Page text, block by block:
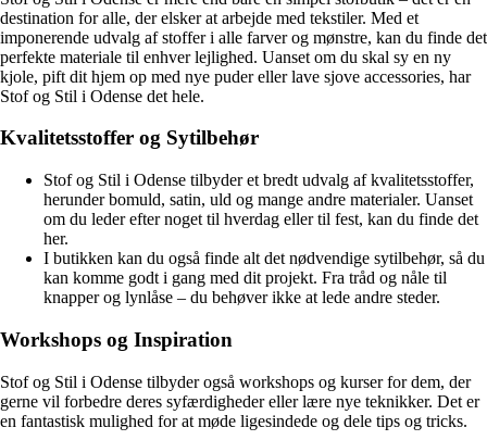
destination for alle, der elsker at arbejde med tekstiler. Med et
imponerende udvalg af stoffer i alle farver og mønstre, kan du finde det
perfekte materiale til enhver lejlighed. Uanset om du skal sy en ny
kjole, pift dit hjem op med nye puder eller lave sjove accessories, har
Stof og Stil i Odense det hele.
Kvalitetsstoffer og Sytilbehør
Stof og Stil i Odense tilbyder et bredt udvalg af kvalitetsstoffer,
herunder bomuld, satin, uld og mange andre materialer. Uanset
om du leder efter noget til hverdag eller til fest, kan du finde det
her.
I butikken kan du også finde alt det nødvendige sytilbehør, så du
kan komme godt i gang med dit projekt. Fra tråd og nåle til
knapper og lynlåse – du behøver ikke at lede andre steder.
Workshops og Inspiration
Stof og Stil i Odense tilbyder også workshops og kurser for dem, der
gerne vil forbedre deres syfærdigheder eller lære nye teknikker. Det er
en fantastisk mulighed for at møde ligesindede og dele tips og tricks.